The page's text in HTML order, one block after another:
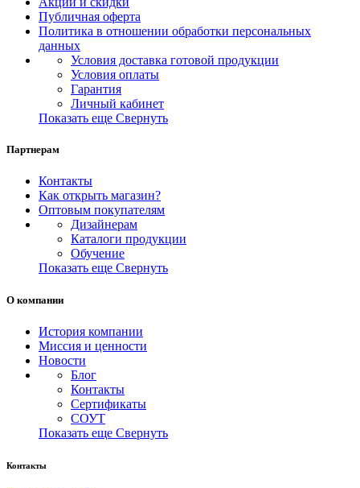
Публичная оферта
Политика в отношении обработки персональных
данных
Условия доставка готовой продукции
Условия оплаты
Гарантия
Личный кабинет
Показать еще Свернуть
Партнерам
Контакты
Как открыть магазин?
Оптовым покупателям
Дизайнерам
Каталоги продукции
Обучение
Показать еще Свернуть
О компании
История компании
Миссия и ценности
Новости
Блог
Контакты
Сертификаты
СОУТ
Показать еще Свернуть
Контакты